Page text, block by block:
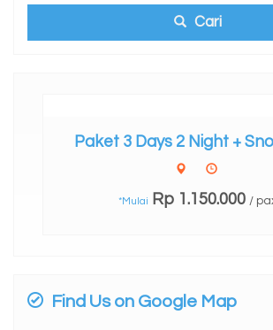
Cari
Paket 3 Days 2 Night +
*Mulai Rp 1.150.000 /
Find Us on Google Map